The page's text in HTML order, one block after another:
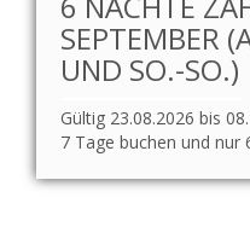
SEPTEMBER
ND SO.-SO.)
Gültig 23.08.2026 bis
7 Tage buchen und nur